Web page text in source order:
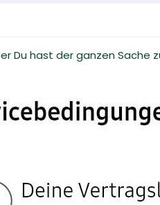
Du hast der ganzen Sache